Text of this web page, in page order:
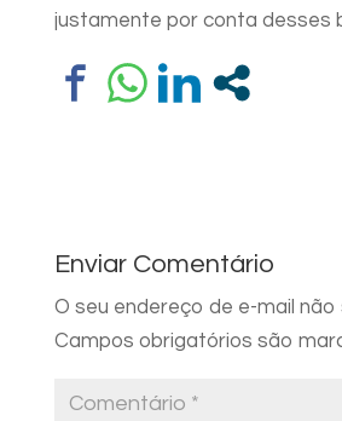
justamente por conta desses
Enviar Comentário
O seu endereço de e-mail não
Campos obrigatórios são